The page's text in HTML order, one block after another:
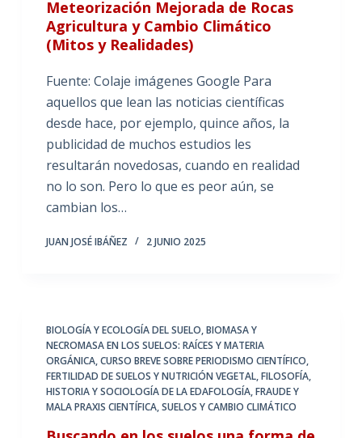
Meteorización Mejorada de Rocas
Agricultura y Cambio Climático
(Mitos y Realidades)
Fuente: Colaje imágenes Google Para
aquellos que lean las noticias científicas
desde hace, por ejemplo, quince años, la
publicidad de muchos estudios les
resultarán novedosas, cuando en realidad
no lo son. Pero lo que es peor aún, se
cambian los…
JUAN JOSÉ IBÁÑEZ 2 JUNIO 2025
BIOLOGÍA Y ECOLOGÍA DEL SUELO,BIOMASA Y
NECROMASA EN LOS SUELOS: RAÍCES Y MATERIA
ORGÁNICA,CURSO BREVE SOBRE PERIODISMO CIENTÍFICO,
FERTILIDAD DE SUELOS Y NUTRICIÓN VEGETAL,FILOSOFÍA,
HISTORIA Y SOCIOLOGÍA DE LA EDAFOLOGÍA,FRAUDE Y
MALA PRAXIS CIENTÍFICA,SUELOS Y CAMBIO CLIMÁTICO